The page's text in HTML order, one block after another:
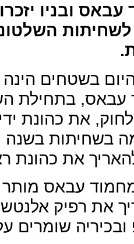
עבאס ובניו
בשטחים
עבאס, בתחילת
לחוק, את כהונת
בשחיתות בשנה
את כהונת
עבאס
את רפיק
שומרים